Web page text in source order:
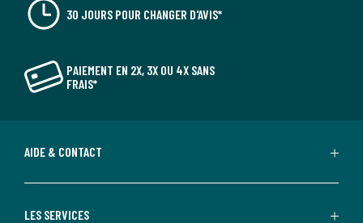
30 JOURS POUR CHANGER D'AVIS*
PAIEMENT EN 2X, 3X OU 4X SANS
FRAIS*
AIDE & CONTACT
LES SERVICES